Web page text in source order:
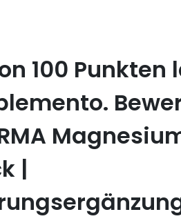
100 Punkten
|